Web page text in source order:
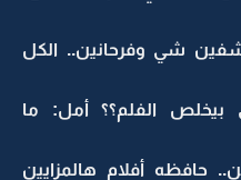
شي وفرحانين.. الكل
بيخلص الفلم؟؟ أمل: ما
حافظه أفلام هالمزايين